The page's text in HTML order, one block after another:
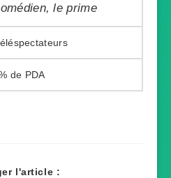
le prime
l'article :